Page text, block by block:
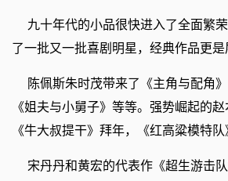
九十年代的小品很快进入了全面繁
了一批又一批喜剧明星，经典作品更是
陈佩斯朱时茂带来了《主角与配角
《姐夫与小舅子》等等。强势崛起的
《牛大叔提干》拜年，《红高粱模特队
宋丹丹和黄宏的代表作《超生游击